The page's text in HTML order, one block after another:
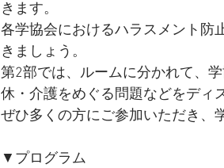
きます。
各学協会におけるハラスメント防
きましょう。
第2部では、ルームに分かれて、
休・介護をめぐる問題などをディ
ぜひ多くの方にご参加いただき、
▼プログラム